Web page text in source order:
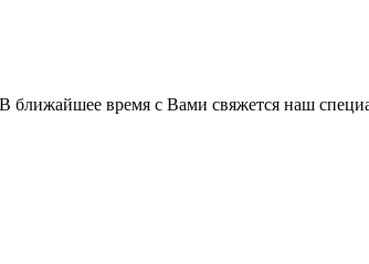
ближайшее время с Вами свяжется наш